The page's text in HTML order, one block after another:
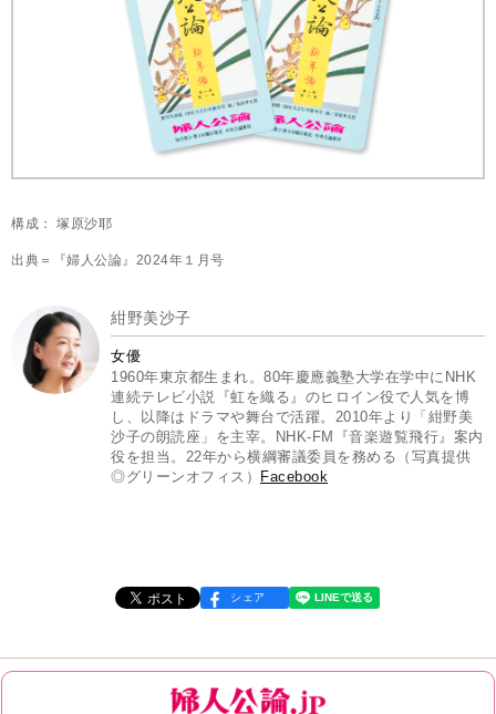
構成： 塚原沙耶
出典＝『婦人公論』2024年１月号
紺野美沙子
女優
1960年東京都生まれ。80年慶應義塾大学在学中にNHK
連続テレビ小説『虹を織る』のヒロイン役で人気を博
し、以降はドラマや舞台で活躍。2010年より「紺野美
沙子の朗読座」を主宰。NHK-FM『音楽遊覧飛行』案内
役を担当。22年から横綱審議委員を務める（写真提供
◎グリーンオフィス）
Facebook
シェア